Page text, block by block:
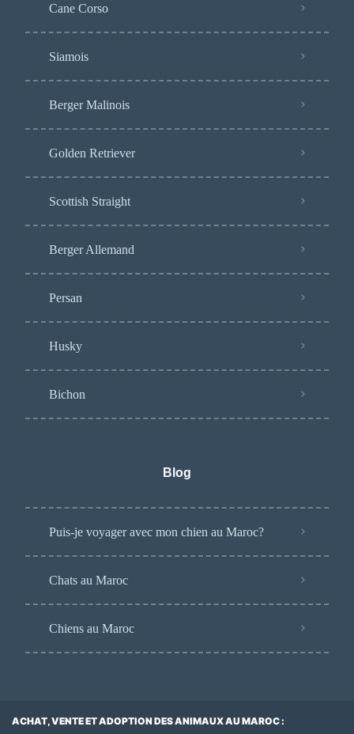
Cane Corso
Siamois
Berger Malinois
Golden Retriever
Scottish Straight
Berger Allemand
Persan
Husky
Bichon
Blog
Puis-je voyager avec mon chien au Maroc?
Chats au Maroc
Chiens au Maroc
ACHAT, VENTE ET ADOPTION DES ANIMAUX AU MAROC :